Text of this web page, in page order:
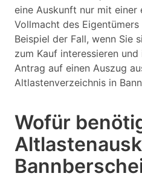
eine Auskunft nur mit einer
Vollmacht des
Beispiel der Fall, wenn Sie
zum Kauf interessieren
Antrag auf einen Auszug
Altlastenverzeichnis in
Wofür